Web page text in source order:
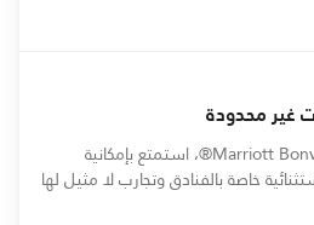
غير محدودة
بصفتك عضوًا في برنامج Marriott Bonvoy®، استمتع بإمكانية
خاصة بالفنادق وتجارب لا مثيل لها